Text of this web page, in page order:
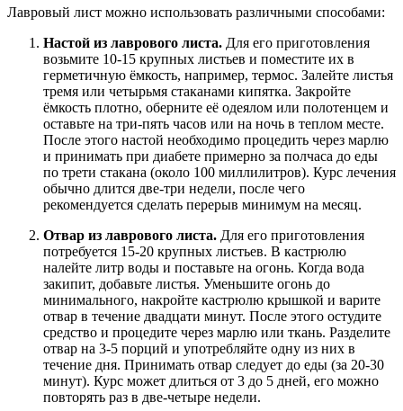
Лавровый лист можно использовать различными способами:
Настой из лаврового листа. Для его приготовления
возьмите 10-15 крупных листьев и поместите их в
герметичную ёмкость, например, термос. Залейте листья
тремя или четырьмя стаканами кипятка. Закройте
ёмкость плотно, оберните её одеялом или полотенцем и
оставьте на три-пять часов или на ночь в теплом месте.
После этого настой необходимо процедить через марлю
и принимать при диабете примерно за полчаса до еды
по трети стакана (около 100 миллилитров). Курс лечения
обычно длится две-три недели, после чего
рекомендуется сделать перерыв минимум на месяц.
Отвар из лаврового листа. Для его приготовления
потребуется 15-20 крупных листьев. В кастрюлю
налейте литр воды и поставьте на огонь. Когда вода
закипит, добавьте листья. Уменьшите огонь до
минимального, накройте кастрюлю крышкой и варите
отвар в течение двадцати минут. После этого остудите
средство и процедите через марлю или ткань. Разделите
отвар на 3-5 порций и употребляйте одну из них в
течение дня. Принимать отвар следует до еды (за 20-30
минут). Курс может длиться от 3 до 5 дней, его можно
повторять раз в две-четыре недели.